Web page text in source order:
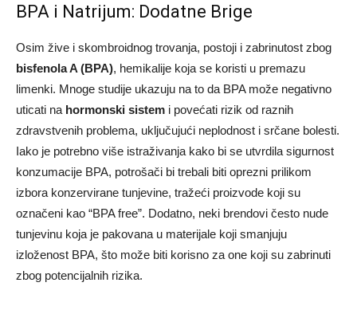
BPA i Natrijum: Dodatne Brige
Osim žive i skombroidnog trovanja, postoji i zabrinutost zbog
bisfenola A (BPA), hemikalije koja se koristi u premazu
limenki. Mnoge studije ukazuju na to da BPA može negativno
uticati na hormonski sistem i povećati rizik od raznih
zdravstvenih problema, uključujući neplodnost i srčane bolesti.
Iako je potrebno više istraživanja kako bi se utvrdila sigurnost
konzumacije BPA, potrošači bi trebali biti oprezni prilikom
izbora konzervirane tunjevine, tražeći proizvode koji su
označeni kao “BPA free”. Dodatno, neki brendovi često nude
tunjevinu koja je pakovana u materijale koji smanjuju
izloženost BPA, što može biti korisno za one koji su zabrinuti
zbog potencijalnih rizika.